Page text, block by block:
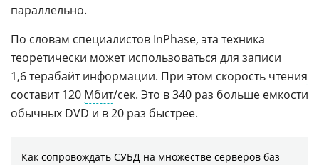
параллельно.
По словам специалистов InPhase, эта техника
теоретически может использоваться для записи
1,6 терабайт информации. При этом скорость чтения
составит 120 Мбит/сек. Это в 340 раз больше емкости
обычных DVD и в 20 раз быстрее.
Как сопровождать СУБД на множестве серверов баз